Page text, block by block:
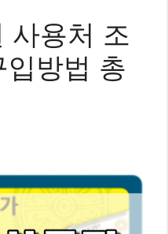
사용처 조
방법 총